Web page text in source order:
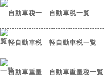
自動車税一覧
軽自動車税一覧
自動車重量税一覧